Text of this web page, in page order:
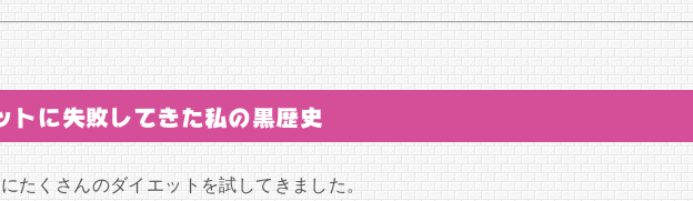
トに失敗してきた私の黒歴史
たくさんのダイエットを試してきました。